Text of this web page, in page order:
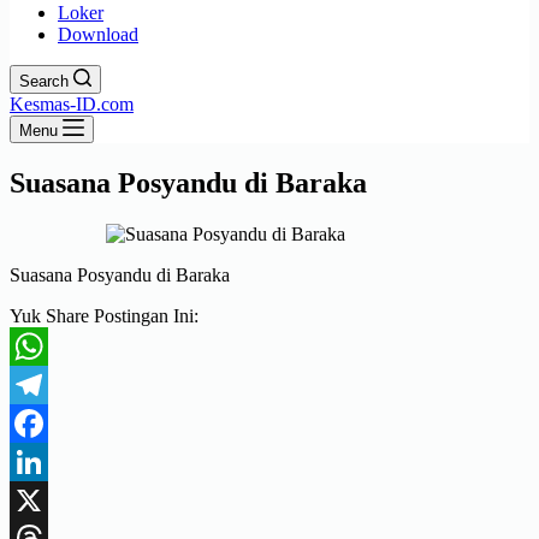
Loker
Download
Search
Kesmas-ID.com
Menu
Suasana Posyandu di Baraka
Suasana Posyandu di Baraka
Yuk Share Postingan Ini:
WhatsApp
Telegram
Facebook
LinkedIn